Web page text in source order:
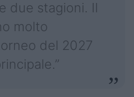
due stagioni. Il
molto
del 2027